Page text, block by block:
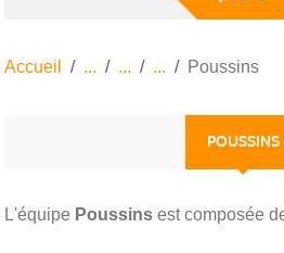
Accueil Poussins
POUSSINS
L'équipe Poussins est composée